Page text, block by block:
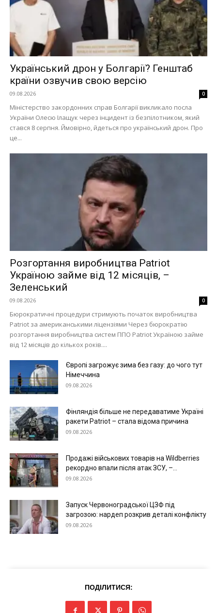
Український дрон у Болгарії? Генштаб
країни озвучив свою версію
09.08.2026 0
Міністерство закордонних справ Болгарії викликало посла
України Олесю Ілащук через інцидент із безпілотником, який
стався 8 серпня. Ймовірно, йдеться про український дрон. Про
це...
Розгортання виробництва Patriot
Україною займе від 12 місяців, –
Зеленський
09.08.2026 0
Бюрократичні процедури стримують початок виробництва
Patriot за американськими ліцензіями Через бюрократію
розгортання виробництва систем ППО Patriot Україною займе
від 12 місяців до кількох років....
Європі загрожує зима без газу: до чого тут
Німеччина
09.08.2026
Фінляндія більше не передаватиме Україні
ракети Patriot – стала відома причина
09.08.2026
Продажі військових товарів на Wildberries
рекордно впали після атак ЗСУ, –...
09.08.2026
Запуск Червоноградської ЦЗФ під
загрозою: нардеп розкрив деталі конфлікту
09.08.2026
ПОДІЛИТИСЯ: